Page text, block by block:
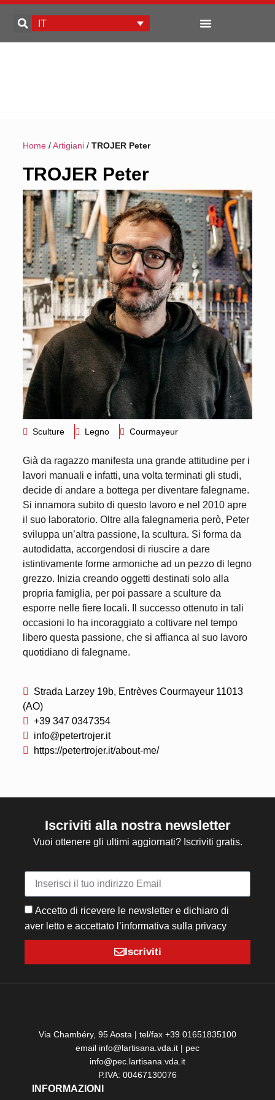
IT
Home/ Artigiani/ TROJER Peter
TROJER Peter
Sculture Legno Courmayeur
Già da ragazzo manifesta una grande attitudine per i
lavori manuali e infatti, una volta terminati gli studi,
decide di andare a bottega per diventare falegname.
Si innamora subito di questo lavoro e nel 2010 apre
il suo laboratorio. Oltre alla falegnameria però, Peter
sviluppa un’altra passione, la scultura. Si forma da
autodidatta, accorgendosi di riuscire a dare
istintivamente forme armoniche ad un pezzo di legno
grezzo. Inizia creando oggetti destinati solo alla
propria famiglia, per poi passare a sculture da
esporre nelle fiere locali. Il successo ottenuto in tali
occasioni lo ha incoraggiato a coltivare nel tempo
libero questa passione, che si affianca al suo lavoro
quotidiano di falegname.
Strada Larzey 19b, Entrèves Courmayeur 11013
(AO)
+39 347 0347354
info@petertrojer.it
https://petertrojer.it/about-me/
Iscriviti alla nostra newsletter
Vuoi ottenere gli ultimi aggiornati? Iscriviti gratis.
Accetto di ricevere le newsletter e dichiaro di
aver letto e accettato l’informativa sulla privacy
Iscriviti
Via Chambéry, 95 Aosta | tel/fax +39 01651835100
email info@lartisana.vda.it | pec
info@pec.lartisana.vda.it
P.IVA: 00467130076
INFORMAZIONI